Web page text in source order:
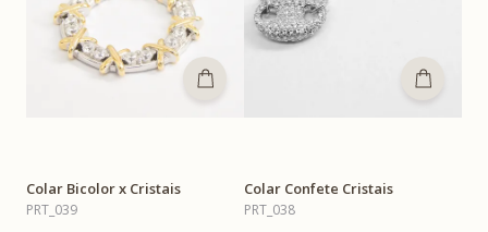
Colar Bicolor x Cristais
PRT_039
Colar Confete Cristais
PRT_038